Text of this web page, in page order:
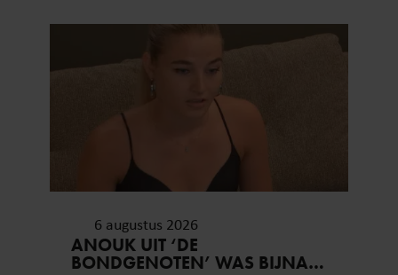
6 augustus 2026
ANOUK UIT ‘DE
BONDGENOTEN’ WAS BIJNA